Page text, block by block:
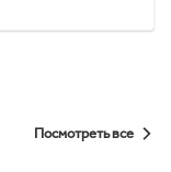
Посмотреть все